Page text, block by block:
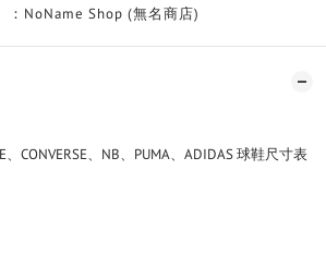
：NoName Shop (無名商店)